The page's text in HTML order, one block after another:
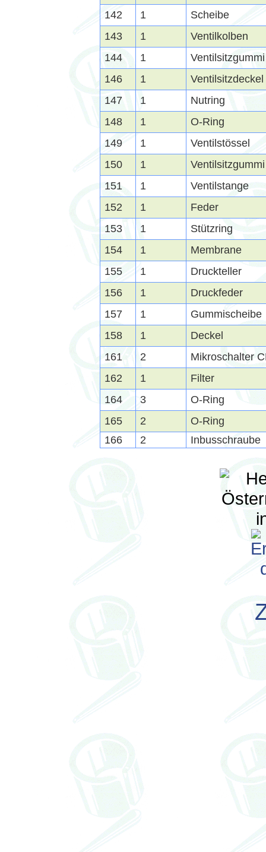
142
1
Scheibe
143
1
Ventilkolben
144
1
Ventilsitzgummi
146
1
Ventilsitzdeckel
147
1
Nutring
148
1
O-Ring
149
1
Ventilstössel
150
1
Ventilsitzgummi
151
1
Ventilstange
152
1
Feder
153
1
Stützring
154
1
Membrane
155
1
Druckteller
156
1
Druckfeder
157
1
Gummischeibe
158
1
Deckel
161
2
Mikroschalter
162
1
Filter
164
3
O-Ring
165
2
O-Ring
166
2 Inbusschraube